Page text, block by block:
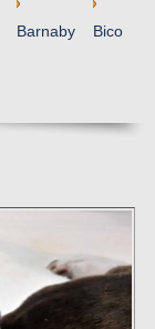
Barnaby Bico